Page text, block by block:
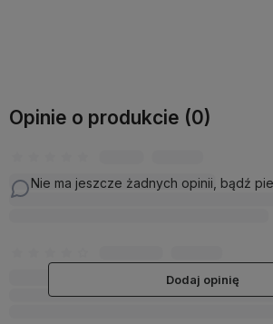
Opinie o produkcie (0)
Nie ma jeszcze żadnych opinii, bądź
Dodaj opinię